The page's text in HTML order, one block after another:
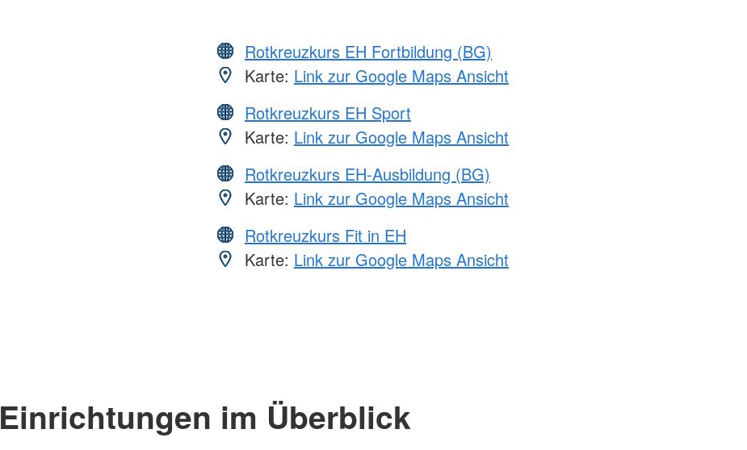
Rotkreuzkurs EH Fortbildung (BG)
Karte: Link zur Google Maps Ansicht
Rotkreuzkurs EH Sport
Karte: Link zur Google Maps Ansicht
Rotkreuzkurs EH-Ausbildung (BG)
Karte: Link zur Google Maps Ansicht
Rotkreuzkurs Fit in EH
Karte: Link zur Google Maps Ansicht
Einrichtungen im Überblick